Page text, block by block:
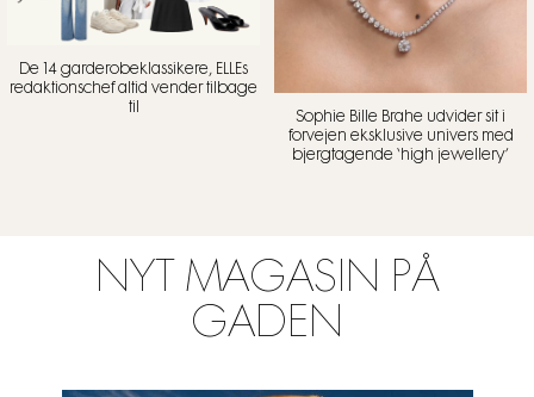
De 14 garderobeklassikere, ELLEs
redaktionschef altid vender tilbage
til
Sophie Bille Brahe udvider sit i
forvejen eksklusive univers med
bjergtagende ‘high jewellery’
NYT MAGASIN PÅ
GADEN